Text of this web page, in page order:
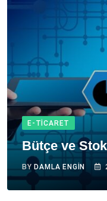
E-TICARET
Bütçe ve
BY DAMLA ENGIN